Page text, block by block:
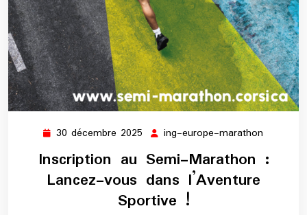
30 décembre 2025 30
décembre
2025
ing-europe-marathon
marathon
Inscription au Semi-Marathon :
Lancez-vous dans l’Aventure
Sportive !